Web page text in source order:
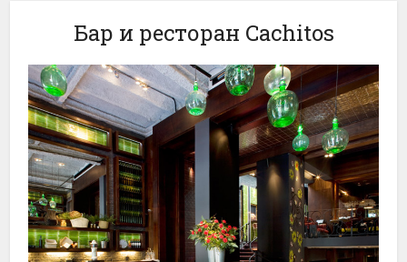
Бар и ресторан Cachitos